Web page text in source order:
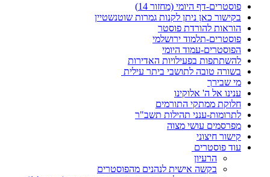
פוסטרים-דף היומי (מחזור 14)
בקישור כאן ניתן לקנות גמרות שוטנשטיין
הוראות להורדת פוסטר
פוסטרים-תלמוד ירושלמי
הפוסטרים-עמוד היומי
להשתתפות בפעילויות האדירות
בשורה טובה לתושבי ביתר עילית
מי שבירך
ענינו אל ה' אלוקינו
חלוקת ממתקי התורמים
לתרומות-ענני תהילות תשב"ר
מפרסמים עושי מצוה
קישור חיצוני
עוד פוסטרים
הרעיון
בקשה אישית לנהנים מהפוסטרים